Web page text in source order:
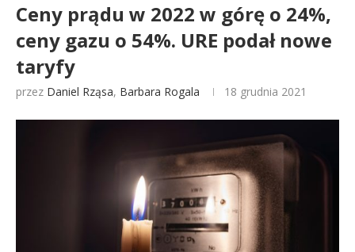
Ceny prądu w 2022 w górę o 24%,
ceny gazu o 54%. URE podał nowe
taryfy
przez Daniel Rząsa, Barbara Rogala 18 grudnia 2021